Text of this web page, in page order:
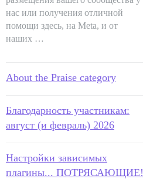
нас или получения отличной
помощи здесь, на Meta, и от
наших …
About the Praise category
Благодарность участникам:
август (и февраль) 2026
Настройки зависимых
плагины... ПОТРЯСАЮЩИЕ!